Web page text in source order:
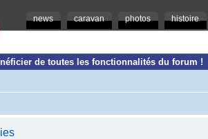
news caravan photos histoire
de toutes les fonctionnalités du forum !